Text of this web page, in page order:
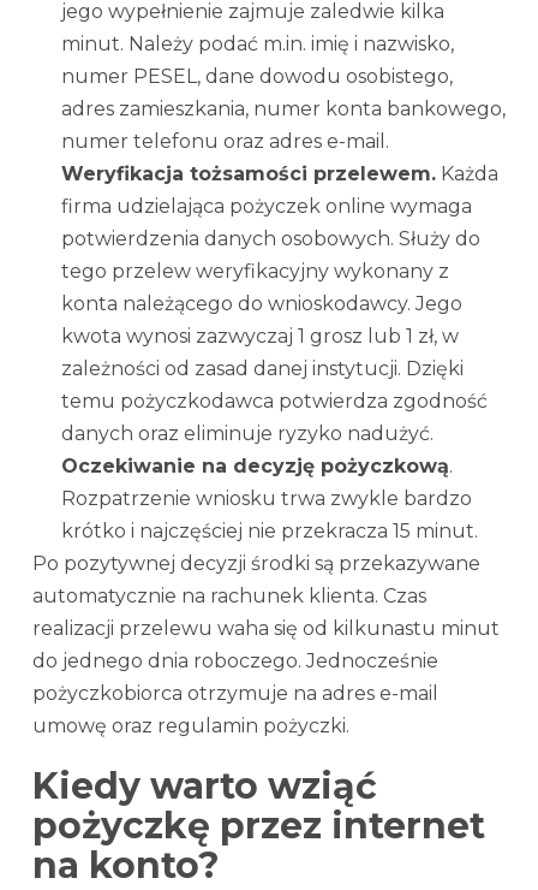
jego wypełnienie zajmuje zaledwie kilka
minut. Należy podać m.in. imię i nazwisko,
numer PESEL, dane dowodu osobistego,
adres zamieszkania, numer konta bankowego,
numer telefonu oraz adres e-mail.
Weryfikacja tożsamości przelewem. Każda
firma udzielająca pożyczek online wymaga
potwierdzenia danych osobowych. Służy do
tego przelew weryfikacyjny wykonany z
konta należącego do wnioskodawcy. Jego
kwota wynosi zazwyczaj 1 grosz lub 1 zł, w
zależności od zasad danej instytucji. Dzięki
temu pożyczkodawca potwierdza zgodność
danych oraz eliminuje ryzyko nadużyć.
Oczekiwanie na decyzję pożyczkową.
Rozpatrzenie wniosku trwa zwykle bardzo
krótko i najczęściej nie przekracza 15 minut.
Po pozytywnej decyzji środki są przekazywane
automatycznie na rachunek klienta. Czas
realizacji przelewu waha się od kilkunastu minut
do jednego dnia roboczego. Jednocześnie
pożyczkobiorca otrzymuje na adres e-mail
umowę oraz regulamin pożyczki.
Kiedy warto wziąć
pożyczkę przez internet
na konto?